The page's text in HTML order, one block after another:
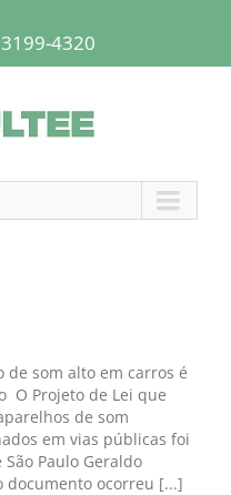
4320
de som alto em carros é
O Projeto de Lei que
de som
em vias públicas foi
Paulo Geraldo
documento ocorreu [...]